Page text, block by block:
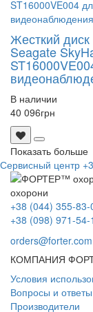
Жесткий
Seagate
В наличии
40 096грн
Показать больше
Сервисный центр
+38 (044) 355-83-
+38 (098) 971-54-
КОМПАНИЯ
Условия
Вопросы и ответы
Производители